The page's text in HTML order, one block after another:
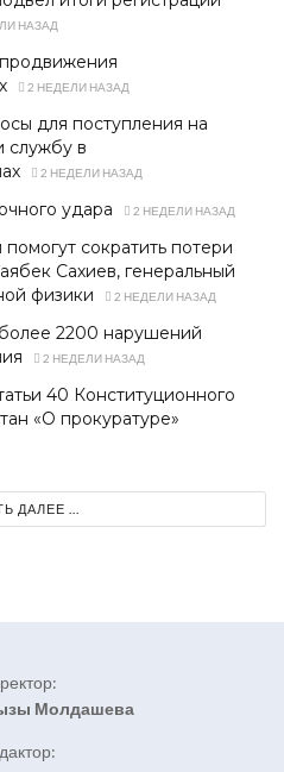
НАЗАД
2 НЕДЕЛИ НАЗАД
для поступления на
службу в
2 НЕДЕЛИ НАЗАД
удара 2 НЕДЕЛИ НАЗАД
сократить потери
Сахиев, генеральный
физики
2 НЕДЕЛИ НАЗАД
2200 нарушений
2 НЕДЕЛИ НАЗАД
40 Конституционного
«О прокуратуре»
ДАЛЕЕ ...
Молдашева